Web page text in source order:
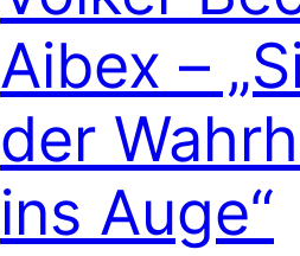
Aibex –
der
ins Auge“